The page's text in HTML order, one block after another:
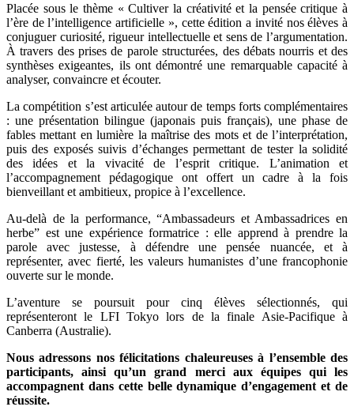
Placée sous le thème « Cultiver la créativité et la pensée critique à
l’ère de l’intelligence artificielle », cette édition a invité nos élèves à
conjuguer curiosité, rigueur intellectuelle et sens de l’argumentation.
À travers des prises de parole structurées, des débats nourris et des
synthèses exigeantes, ils ont démontré une remarquable capacité à
analyser, convaincre et écouter.
La compétition s’est articulée autour de temps forts complémentaires
: une présentation bilingue (japonais puis français), une phase de
fables mettant en lumière la maîtrise des mots et de l’interprétation,
puis des exposés suivis d’échanges permettant de tester la solidité
des idées et la vivacité de l’esprit critique. L’animation et
l’accompagnement pédagogique ont offert un cadre à la fois
bienveillant et ambitieux, propice à l’excellence.
Au-delà de la performance, “Ambassadeurs et Ambassadrices en
herbe” est une expérience formatrice : elle apprend à prendre la
parole avec justesse, à défendre une pensée nuancée, et à
représenter, avec fierté, les valeurs humanistes d’une francophonie
ouverte sur le monde.
L’aventure se poursuit pour cinq élèves sélectionnés, qui
représenteront le LFI Tokyo lors de la finale Asie-Pacifique à
Canberra (Australie).
Nous adressons nos félicitations chaleureuses à l’ensemble des
participants, ainsi qu’un grand merci aux équipes qui les
accompagnent dans cette belle dynamique d’engagement et de
réussite.